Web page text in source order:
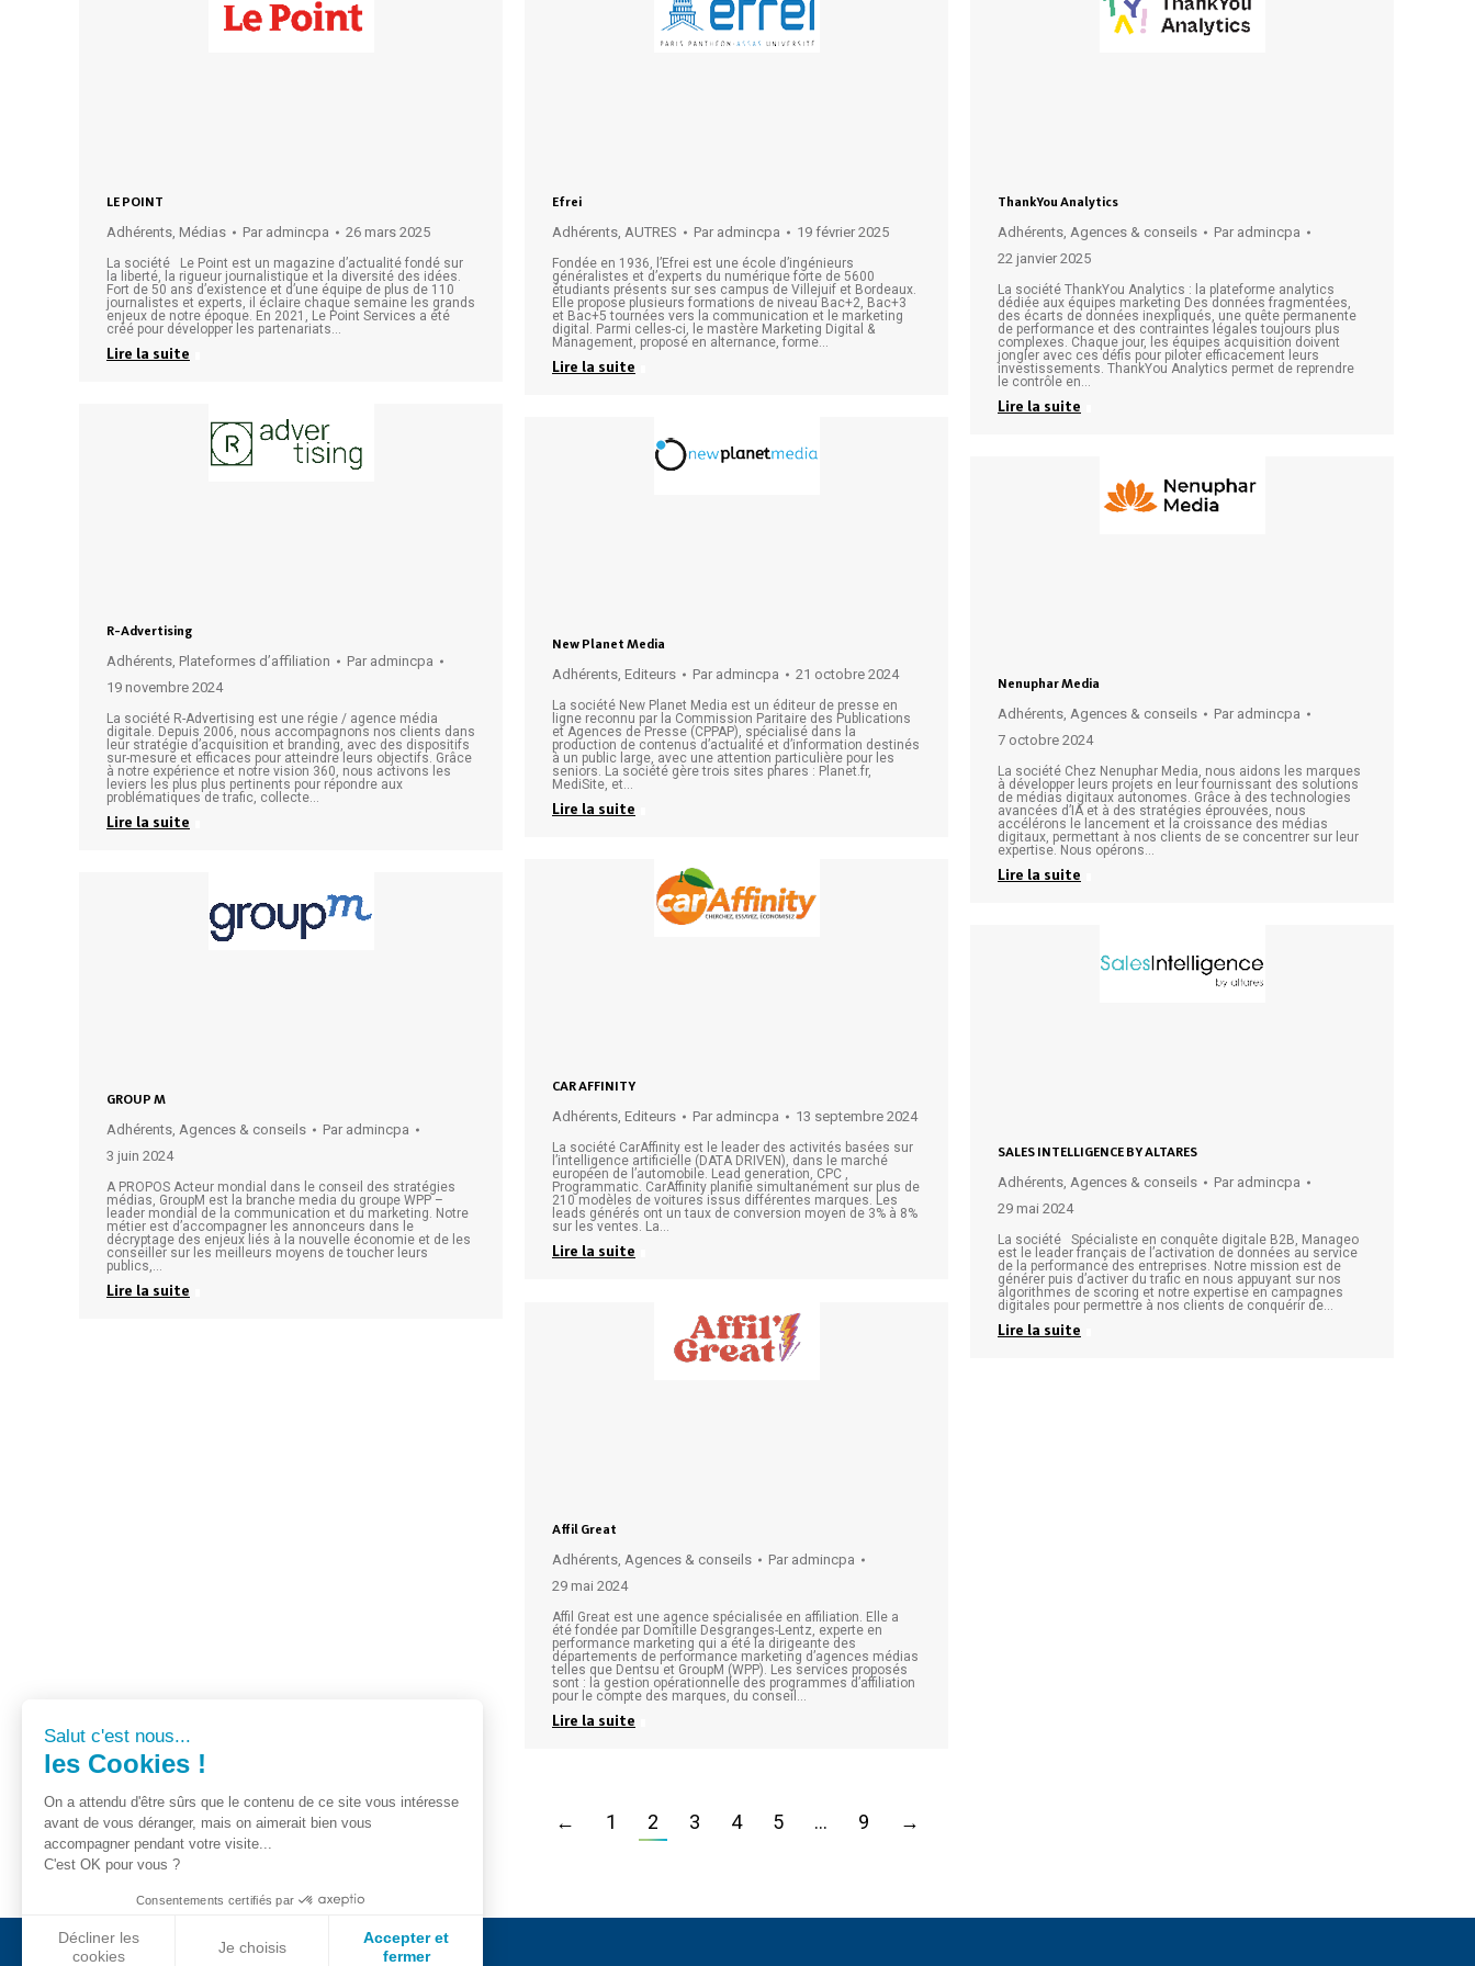
LE POINT
Adhérents, Médias Par admincpa 26 mars 2025
La société Le Point est un magazine d’actualité fondé sur
la liberté, la rigueur journalistique et la diversité des idées.
Fort de 50 ans d’existence et d’une équipe de plus de 110
journalistes et experts, il éclaire chaque semaine les grands
enjeux de notre époque. En 2021, Le Point Services a été
créé pour développer les partenariats…
Lire la suite
Efrei
Adhérents, AUTRES Par admincpa 19 février 2025
Fondée en 1936, l’Efrei est une école d’ingénieurs
généralistes et d’experts du numérique forte de 5600
étudiants présents sur ses campus de Villejuif et Bordeaux.
Elle propose plusieurs formations de niveau Bac+2, Bac+3
et Bac+5 tournées vers la communication et le marketing
digital. Parmi celles-ci, le mastère Marketing Digital &
Management, proposé en alternance, forme…
Lire la suite
ThankYou Analytics
Adhérents, Agences & conseils Par admincpa
22 janvier 2025
La société ThankYou Analytics : la plateforme analytics
dédiée aux équipes marketing Des données fragmentées,
des écarts de données inexpliqués, une quête permanente
de performance et des contraintes légales toujours plus
complexes. Chaque jour, les équipes acquisition doivent
jongler avec ces défis pour piloter efficacement leurs
investissements. ThankYou Analytics permet de reprendre
le contrôle en…
Lire la suite
R-Advertising
Adhérents, Plateformes d’affiliation Par admincpa
19 novembre 2024
La société R-Advertising est une régie / agence média
digitale. Depuis 2006, nous accompagnons nos clients dans
leur stratégie d’acquisition et branding, avec des dispositifs
sur-mesure et efficaces pour atteindre leurs objectifs. Grâce
à notre expérience et notre vision 360, nous activons les
leviers les plus plus pertinents pour répondre aux
problématiques de trafic, collecte…
Lire la suite
New Planet Media
Adhérents, Editeurs Par admincpa 21 octobre 2024
La société New Planet Media est un éditeur de presse en
ligne reconnu par la Commission Paritaire des Publications
et Agences de Presse (CPPAP), spécialisé dans la
production de contenus d’actualité et d’information destinés
à un public large, avec une attention particulière pour les
seniors. La société gère trois sites phares : Planet.fr,
MediSite, et…
Lire la suite
Nenuphar Media
Adhérents, Agences & conseils Par admincpa
7 octobre 2024
La société Chez Nenuphar Media, nous aidons les marques
à développer leurs projets en leur fournissant des solutions
de médias digitaux autonomes. Grâce à des technologies
avancées d’IA et à des stratégies éprouvées, nous
accélérons le lancement et la croissance des médias
digitaux, permettant à nos clients de se concentrer sur leur
expertise. Nous opérons…
Lire la suite
CAR AFFINITY
Adhérents, Editeurs Par admincpa 13 septembre 2024
La société CarAffinity est le leader des activités basées sur
l’intelligence artificielle (DATA DRIVEN), dans le marché
européen de l’automobile. Lead generation, CPC ,
Programmatic. CarAffinity planifie simultanément sur plus de
210 modèles de voitures issus différentes marques. Les
leads générés ont un taux de conversion moyen de 3% à 8%
sur les ventes. La…
Lire la suite
GROUP M
Adhérents, Agences & conseils Par admincpa
3 juin 2024
A PROPOS Acteur mondial dans le conseil des stratégies
médias, GroupM est la branche media du groupe WPP –
leader mondial de la communication et du marketing. Notre
métier est d’accompagner les annonceurs dans le
décryptage des enjeux liés à la nouvelle économie et de les
conseiller sur les meilleurs moyens de toucher leurs
publics,…
Lire la suite
SALES INTELLIGENCE BY ALTARES
Adhérents, Agences & conseils Par admincpa
29 mai 2024
La société Spécialiste en conquête digitale B2B, Manageo
est le leader français de l’activation de données au service
de la performance des entreprises. Notre mission est de
générer puis d’activer du trafic en nous appuyant sur nos
algorithmes de scoring et notre expertise en campagnes
digitales pour permettre à nos clients de conquérir de…
Lire la suite
Affil Great
Adhérents, Agences & conseils Par admincpa
29 mai 2024
Affil Great est une agence spécialisée en affiliation. Elle a
été fondée par Domitille Desgranges-Lentz, experte en
performance marketing qui a été la dirigeante des
départements de performance marketing d’agences médias
telles que Dentsu et GroupM (WPP). Les services proposés
sont : la gestion opérationnelle des programmes d’affiliation
pour le compte des marques, du conseil…
Lire la suite
← 1 2 3 4 5 … 9 →
Salut c'est nous...
les Cookies !
On a attendu d'être sûrs que le contenu de ce site vous intéresse
avant de vous déranger, mais on aimerait bien vous
accompagner pendant votre visite...
C'est OK pour vous ?
Consentements certifiés par
Décliner les
cookies
Je choisis
Accepter et
fermer